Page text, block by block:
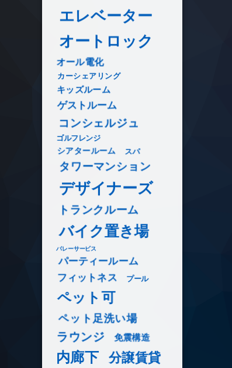
エレベーター
オートロック
オール電化
カーシェアリング
キッズルーム
ゲストルーム
コンシェルジュ
ゴルフレンジ
シアタールーム スパ
タワーマンション
デザイナーズ
トランクルーム
バイク置き場
バレーサービス
パーティールーム
フィットネス プール
ペット可
ペット足洗い場
ラウンジ 免震構造
内廊下 分譲賃貸